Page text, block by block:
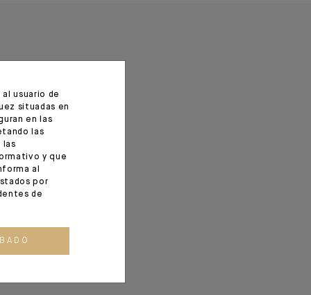
usuario de
situadas en
en las
las
las
y que
al
por
de